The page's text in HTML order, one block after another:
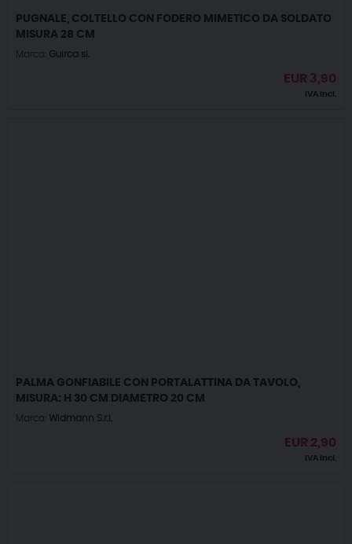
PUGNALE, COLTELLO CON FODERO MIMETICO DA SOLDATO
MISURA 28 CM
Marca: Guirca sl.
EUR 3,90
IVA incl.
PALMA GONFIABILE CON PORTALATTINA DA TAVOLO,
MISURA: H 30 CM DIAMETRO 20 CM
Marca: Widmann S.r.l.
EUR 2,90
IVA incl.